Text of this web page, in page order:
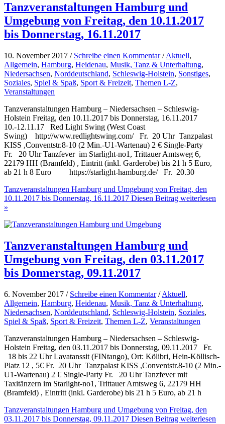
Tanzveranstaltungen Hamburg und
Umgebung von Freitag, den 10.11.2017
bis Donnerstag, 16.11.2017
10. November 2017 / Schreibe einen Kommentar /Aktuell,
Allgemein, Hamburg, Heidenau, Musik, Tanz & Unterhaltung,
Niedersachsen, Norddeutschland, Schleswig-Holstein, Sonstiges,
Soziales, Spiel & Spaß, Sport & Freizeit, Themen L-Z,
Veranstaltungen
Tanzveranstaltungen Hamburg – Niedersachsen – Schleswig-
Holstein Freitag, den 10.11.2017 bis Donnerstag, 16.11.2017
10.-12.11.17 Red Light Swing (West Coast
Swing) http://www.redlightswing.com/ Fr. 20 Uhr Tanzpalast
KISS ,Conventstr.8-10 (2 Min.-U1-Wartenau) 2 € Single-Party
Fr. 20 Uhr Tanzfever im Starlight-no1, Trittauer Amtsweg 6,
22179 HH (Bramfeld) , Eintritt (inkl. Garderobe) bis 21 h 5 Euro,
ab 21 h 8 Euro https://starlight-hamburg.de/ Fr. 20.30
Tanzveranstaltungen Hamburg und Umgebung von Freitag, den
10.11.2017 bis Donnerstag, 16.11.2017 Diesen Beitrag weiterlesen
»
Tanzveranstaltungen Hamburg und
Umgebung von Freitag, den 03.11.2017
bis Donnerstag, 09.11.2017
6. November 2017 / Schreibe einen Kommentar /Aktuell,
Allgemein, Hamburg, Heidenau, Musik, Tanz & Unterhaltung,
Niedersachsen, Norddeutschland, Schleswig-Holstein, Soziales,
Spiel & Spaß, Sport & Freizeit, Themen L-Z, Veranstaltungen
Tanzveranstaltungen Hamburg – Niedersachsen – Schleswig-
Holstein Freitag, den 03.11.2017 bis Donnerstag, 09.11.2017 Fr.
18 bis 22 Uhr Lavatanssit (FINtango), Ort: Kölibri, Hein-Köllisch-
Platz 12 , 5€ Fr. 20 Uhr Tanzpalast KISS ,Conventstr.8-10 (2 Min.-
U1-Wartenau) 2 € Single-Party Fr. 20 Uhr Tanzfever mit
Taxitänzern im Starlight-no1, Trittauer Amtsweg 6, 22179 HH
(Bramfeld) , Eintritt (inkl. Garderobe) bis 21 h 5 Euro, ab 21 h
Tanzveranstaltungen Hamburg und Umgebung von Freitag, den
03.11.2017 bis Donnerstag, 09.11.2017 Diesen Beitrag weiterlesen